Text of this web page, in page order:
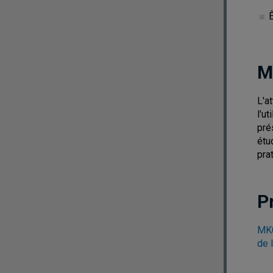
de